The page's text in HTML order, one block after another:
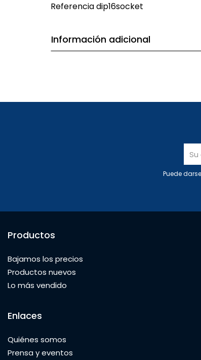
Referenciadip16socket
Información adicional
Puede
Productos
Bajamos los precios
Productos nuevos
Lo más vendido
Enlaces
Quiénes somos
Prensa y eventos